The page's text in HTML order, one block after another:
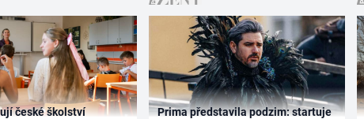
české školství
Prima představila podzim: startuje